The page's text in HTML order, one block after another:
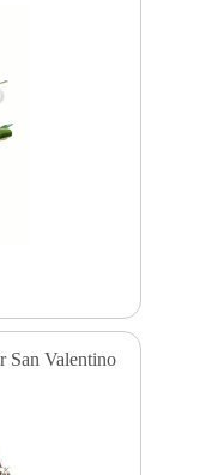
San Valentino